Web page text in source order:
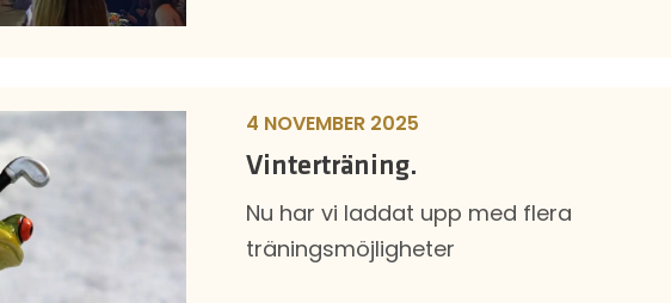
4 NOVEMBER 2025
Vinterträning.
Nu har vi laddat upp med flera
träningsmöjligheter